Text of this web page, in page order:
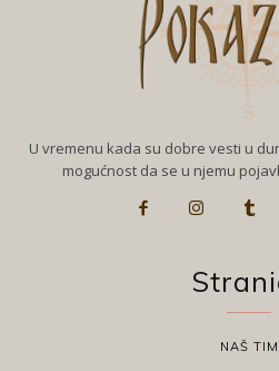
U vremenu kada su dobre vesti u
mogućnost da se u njemu
NAŠ TIM